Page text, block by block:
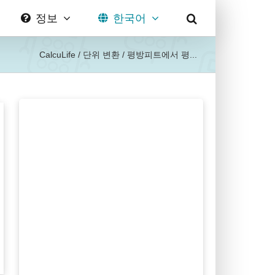
정보 한국어
CalcuLife / 단위 변환 / 평방피트에서 평...